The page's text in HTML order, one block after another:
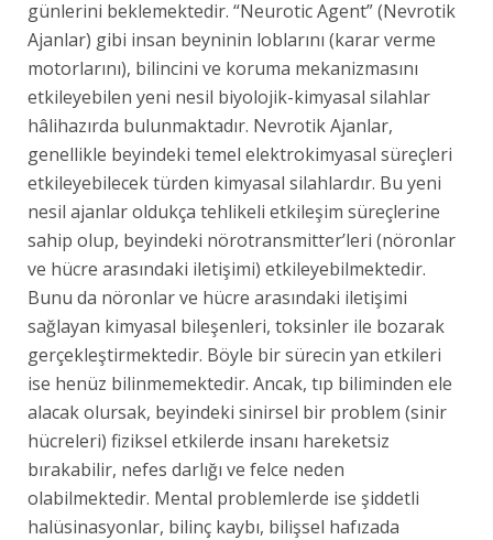
günlerini beklemektedir. “Neurotic Agent” (Nevrotik
Ajanlar) gibi insan beyninin loblarını (karar verme
motorlarını), bilincini ve koruma mekanizmasını
etkileyebilen yeni nesil biyolojik-kimyasal silahlar
hâlihazırda bulunmaktadır. Nevrotik Ajanlar,
genellikle beyindeki temel elektrokimyasal süreçleri
etkileyebilecek türden kimyasal silahlardır. Bu yeni
nesil ajanlar oldukça tehlikeli etkileşim süreçlerine
sahip olup, beyindeki nörotransmitter’leri (nöronlar
ve hücre arasındaki iletişimi) etkileyebilmektedir.
Bunu da nöronlar ve hücre arasındaki iletişimi
sağlayan kimyasal bileşenleri, toksinler ile bozarak
gerçekleştirmektedir. Böyle bir sürecin yan etkileri
ise henüz bilinmemektedir. Ancak, tıp biliminden ele
alacak olursak, beyindeki sinirsel bir problem (sinir
hücreleri) fiziksel etkilerde insanı hareketsiz
bırakabilir, nefes darlığı ve felce neden
olabilmektedir. Mental problemlerde ise şiddetli
halüsinasyonlar, bilinç kaybı, bilişsel hafızada